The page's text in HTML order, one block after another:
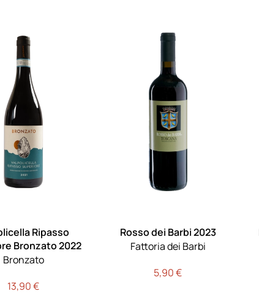
Ripasso
Bronzato 2022
Bronzato
13,90€
Rosso dei Barbi 2023
Fattoria dei Barbi
5,90€